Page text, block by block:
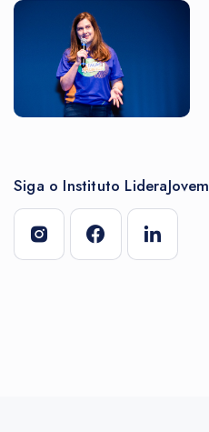
Siga o Instituto LideraJovem